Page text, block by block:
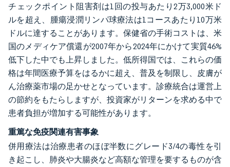
チェックポイント阻害剤は1回の投与あたり2万3,000米ド
ルを超え、腫瘍浸潤リンパ球療法は1コースあたり10万米
ドルに達することがあります。保健省の手術コストは、米
国のメディケア償還が2007年から2024年にかけて実質46%
低下した中でも上昇しました。低所得国では、これらの価
格は年間医療予算をはるかに超え、普及を制限し、皮膚が
ん治療薬市場の足かせとなっています。診療統合は運営上
の節約をもたらしますが、投資家がリターンを求める中で
患者負担が増加する可能性があります。
重篤な免疫関連有害事象
併用療法は治療患者のほぼ半数にグレード3/4の毒性を引
き起こし、肺炎や大腸炎など高額な管理を要するものが含